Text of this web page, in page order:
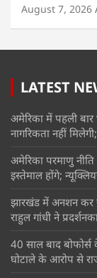
August 7, 2026
LATEST
अमेरिका में पहली बार
नागरिकता नहीं
अमेरिका परमाणु
इस्तेमाल होंगे;
झारखंड में अनशन कर रहे
राहुल गांधी ने
40 साल बाद बोफोर्स
घोटाले के आरोप से